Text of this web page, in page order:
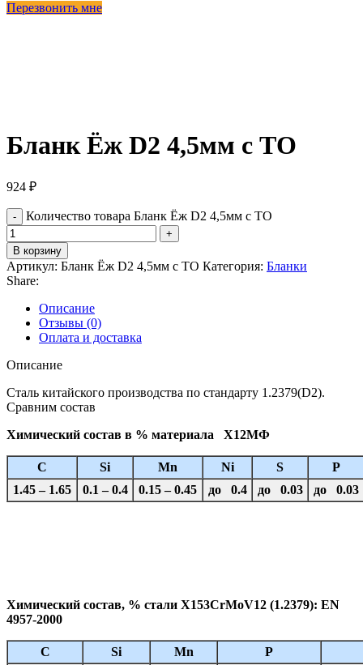
Перезвонить мне
Бланк Ёж D2 4,5мм с ТО
924 ₽
Количество товара Бланк Ёж D2 4,5мм с ТО
В корзину
Артикул: Бланк Ёж D2 4,5мм с ТО Категория: Бланки
Share:
Описание
Отзывы (0)
Оплата и доставка
Описание
Сталь китайского производства по стандарту 1.2379(D2).
Сравним состав
Химический состав в % материала Х12МФ
C Si Mn Ni S
P
1.45 – 1.65
0.1 – 0.4 0.15 – 0.45 до 0.4 до 0.03 до 0.03
Химический состав, % стали X153CrMoV12 (1.2379): EN
4957-2000
C Si Mn
P